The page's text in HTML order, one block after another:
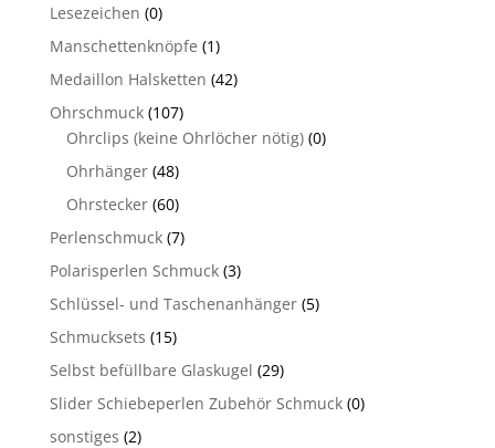
Lesezeichen (0)
Manschettenknöpfe (1)
Medaillon Halsketten (42)
Ohrschmuck (107)
Ohrclips (keine Ohrlöcher nötig) (0)
Ohrhänger (48)
Ohrstecker (60)
Perlenschmuck (7)
Polarisperlen Schmuck (3)
Schlüssel- und Taschenanhänger (5)
Schmucksets (15)
Selbst befüllbare Glaskugel (29)
Slider Schiebeperlen Zubehör Schmuck (0)
sonstiges (2)